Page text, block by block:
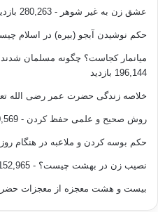
عشق زن به غیر شوهر - 280,263 بازدید
حکم نوشیدن آبجو (بیره) در اسلام
میانمار کجاست؟ چگونه مسلمان
196,144 بازدید
خلاصه زندگی حضرت عمر رضی الله
روش صحیح و علمی حفظ کردن - 180,569 بازدید
حکم بوسه کردن و ملاعبه در هنگام
نصیب زن در بهشت چیست؟ - 152,965 بازدید
بیست و هشت معجزه از معجزات